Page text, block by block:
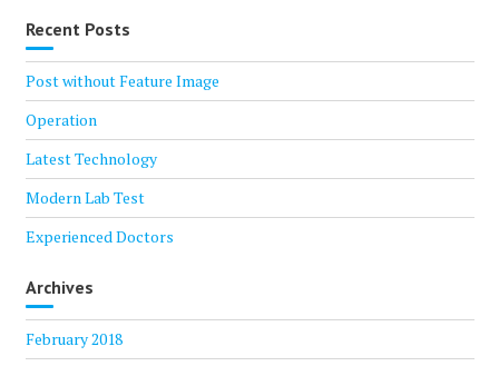
Recent Posts
Post without Feature Image
Operation
Latest Technology
Modern Lab Test
Experienced Doctors
Archives
February 2018